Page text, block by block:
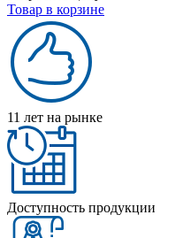
Товар в корзине
11 лет на рынке
Доступность продукции